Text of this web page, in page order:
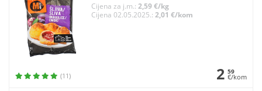
Cijena za j.m.: 2,59 €/kg
Cijena 02.05.2025.: 2,01 €/kom
(11) 2 59
€/kom